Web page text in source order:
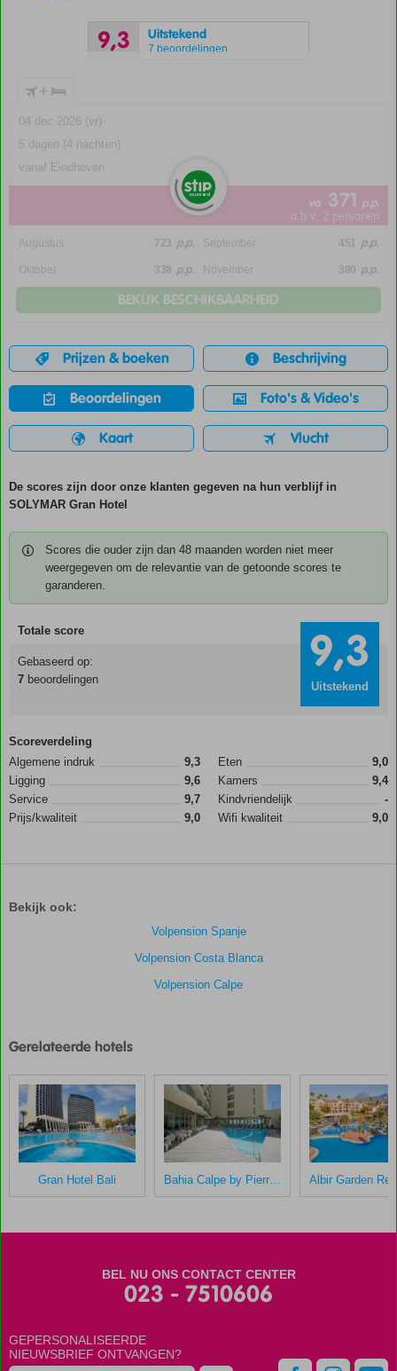
9,3 Uitstekend
7 beoordelingen
+
04 dec 2026 (vr)
5 dagen (4 nachten)
vanaf Eindhoven
va 371 p.p.
o.b.v. 2 personen
Augustus 723 p.p. September 451 p.p.
Oktober 338 p.p. November 380 p.p.
BEKIJK BESCHIKBAARHEID
Prijzen & boeken Beschrijving
Beoordelingen Foto's & Video's
Kaart Vlucht
De scores zijn door onze klanten gegeven na hun verblijf in
SOLYMAR Gran Hotel
Scores die ouder zijn dan 48 maanden worden niet meer
weergegeven om de relevantie van de getoonde scores te
garanderen.
Totale score
Gebaseerd op:
7 beoordelingen 9,3
Uitstekend
Scoreverdeling
Algemene indruk
9,3
Ligging
9,6
Service
9,7
Prijs/kwaliteit
9,0
Eten
9,0
Kamers
9,4
Kindvriendelijk
-
Wifi kwaliteit
9,0
Bekijk ook:
Volpension Spanje
Volpension Costa Blanca
Volpension Calpe
Gerelateerde hotels
Gran Hotel Bali Bahia Calpe by Pierre & Vacances
BEL NU ONS CONTACT CENTER
023 - 7510606
GEPERSONALISEERDE
NIEUWSBRIEF ONTVANGEN?